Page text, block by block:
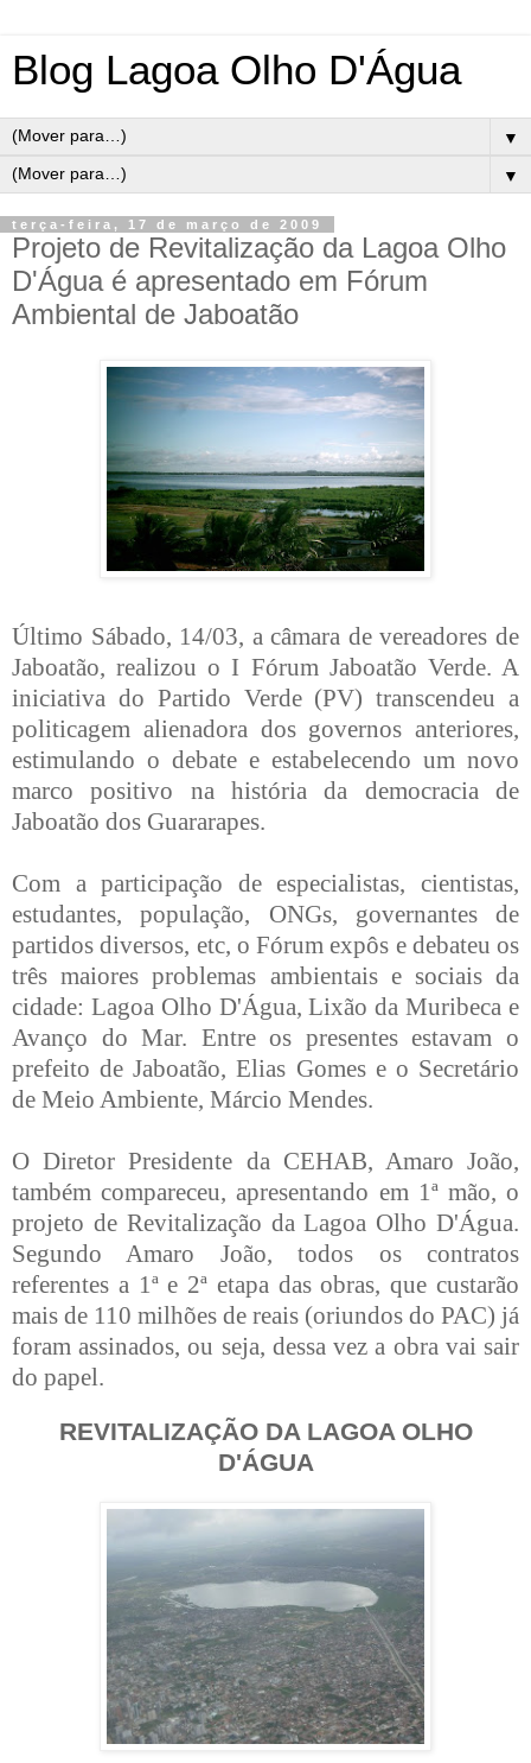
Blog Lagoa Olho D'Água
▼
▼
terça-feira, 17 de março de 2009
Projeto de Revitalização da Lagoa Olho
D'Água é apresentado em Fórum
Ambiental de Jaboatão
Último Sábado, 14/03, a câmara de vereadores de
Jaboatão, realizou o I Fórum Jaboatão Verde. A
iniciativa do Partido Verde (PV) transcendeu a
politicagem alienadora dos governos anteriores,
estimulando o debate e estabelecendo um novo
marco positivo na história da democracia de
Jaboatão dos Guararapes.
Com a participação de especialistas, cientistas,
estudantes, população, ONGs, governantes de
partidos diversos, etc, o Fórum expôs e debateu os
três maiores problemas ambientais e sociais da
cidade: Lagoa Olho D'Água, Lixão da Muribeca e
Avanço do Mar. Entre os presentes estavam o
prefeito de Jaboatão, Elias Gomes e o Secretário
de Meio Ambiente, Márcio Mendes.
O Diretor Presidente da CEHAB, Amaro João,
também compareceu, apresentando em 1ª mão, o
projeto de Revitalização da Lagoa Olho D'Água.
Segundo Amaro João, todos os contratos
referentes a 1ª e 2ª etapa das obras, que custarão
mais de 110 milhões de reais (oriundos do PAC) já
foram assinados, ou seja, dessa vez a obra vai sair
do papel.
REVITALIZAÇÃO DA LAGOA OLHO
D'ÁGUA